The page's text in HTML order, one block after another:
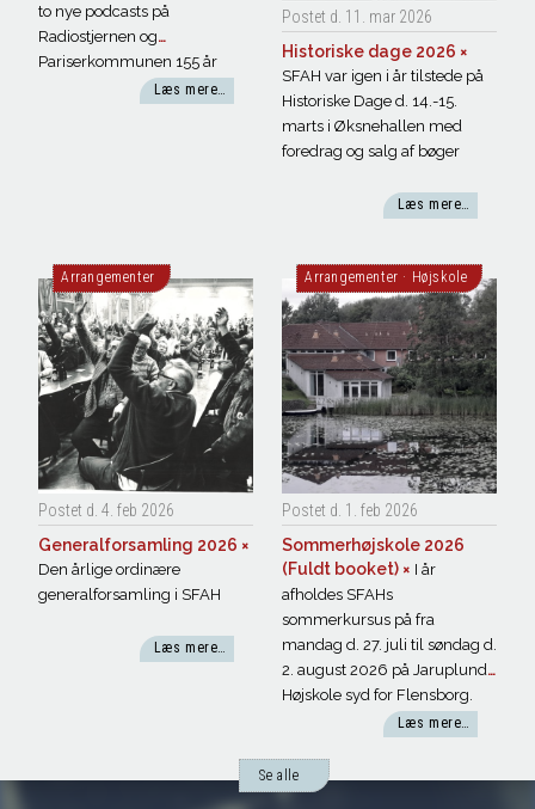
to nye podcasts på
Radiostjernen og
Pariserkommunen 155 år
Læs mere…
Postet d. 11. mar 2026
Historiske dage 2026 ×
SFAH var igen i år tilstede på
Historiske Dage d. 14.-15.
marts i Øksnehallen med
foredrag og salg af bøger
Læs mere…
Arrangementer
Postet d. 4. feb 2026
Generalforsamling 2026 ×
Den årlige ordinære
generalforsamling i SFAH
Læs mere…
Arrangementer · Højskole
Postet d. 1. feb 2026
Sommerhøjskole 2026
(Fuldt booket) × I år
afholdes SFAHs
sommerkursus på fra
mandag d. 27. juli til søndag d.
2. august 2026 på Jaruplund
Højskole syd for Flensborg.
Tag med på en tur rundt i
og få et indblik i dens mange
forskellige sider: fagligt,
Læs mere…
Se alle